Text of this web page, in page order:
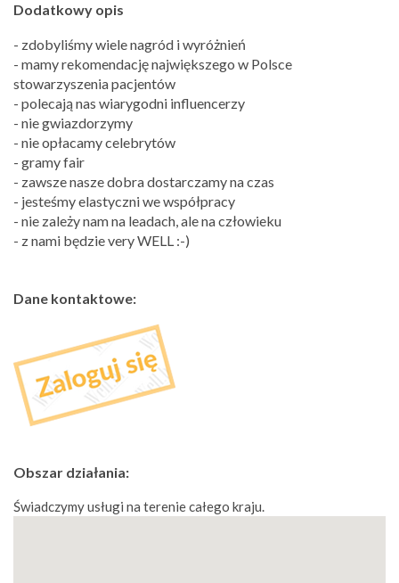
Dodatkowy opis
- zdobyliśmy wiele nagród i wyróżnień
- mamy rekomendację największego w Polsce
stowarzyszenia pacjentów
- polecają nas wiarygodni influencerzy
- nie gwiazdorzymy
- nie opłacamy celebrytów
- gramy fair
- zawsze nasze dobra dostarczamy na czas
- jesteśmy elastyczni we współpracy
- nie zależy nam na leadach, ale na człowieku
- z nami będzie very WELL :-)
Dane kontaktowe:
Obszar działania:
Świadczymy usługi na terenie całego kraju.